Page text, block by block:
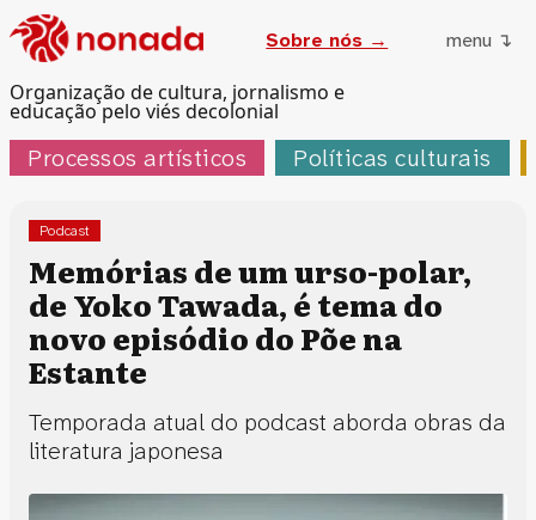
Organização de cultura, jornalismo e
educação pelo viés decolonial
Sobre nós → menu ↴
Processos artísticos Políticas culturais
Podcast
Memórias de um urso-polar,
de Yoko Tawada, é tema do
novo episódio do Põe na
Estante
Temporada atual do podcast aborda obras da
literatura japonesa